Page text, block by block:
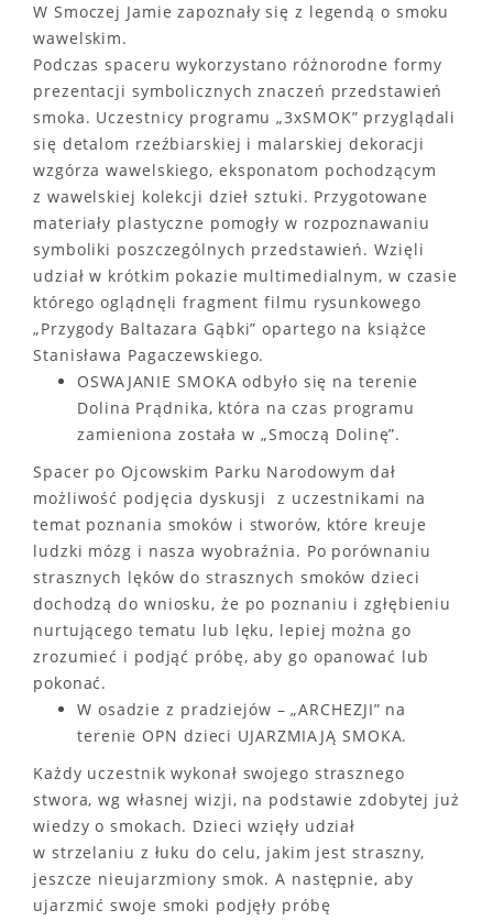
W Smoczej Jamie zapoznały się z legendą o smoku
wawelskim.
Podczas spaceru wykorzystano różnorodne formy
prezentacji symbolicznych znaczeń przedstawień
smoka. Uczestnicy programu „3xSMOK” przyglądali
się detalom rzeźbiarskiej i malarskiej dekoracji
wzgórza wawelskiego, eksponatom pochodzącym
z wawelskiej kolekcji dzieł sztuki. Przygotowane
materiały plastyczne pomogły w rozpoznawaniu
symboliki poszczególnych przedstawień. Wzięli
udział w krótkim pokazie multimedialnym, w czasie
którego oglądnęli fragment filmu rysunkowego
„Przygody Baltazara Gąbki” opartego na książce
Stanisława Pagaczewskiego.
OSWAJANIE SMOKA odbyło się na terenie
Dolina Prądnika, która na czas programu
zamieniona została w „Smoczą Dolinę”.
Spacer po Ojcowskim Parku Narodowym dał
możliwość podjęcia dyskusji z uczestnikami na
temat poznania smoków i stworów, które kreuje
ludzki mózg i nasza wyobraźnia. Po porównaniu
strasznych lęków do strasznych smoków dzieci
dochodzą do wniosku, że po poznaniu i zgłębieniu
nurtującego tematu lub lęku, lepiej można go
zrozumieć i podjąć próbę, aby go opanować lub
pokonać.
W osadzie z pradziejów – „ARCHEZJI” na
terenie OPN dzieci UJARZMIAJĄ SMOKA.
Każdy uczestnik wykonał swojego strasznego
stwora, wg własnej wizji, na podstawie zdobytej już
wiedzy o smokach. Dzieci wzięły udział
w strzelaniu z łuku do celu, jakim jest straszny,
jeszcze nieujarzmiony smok. A następnie, aby
ujarzmić swoje smoki podjęły próbę